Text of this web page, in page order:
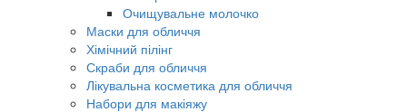
Очищувальне молочко
Маски для обличчя
Хімічний пілінг
Скраби для обличчя
Лікувальна косметика для обличчя
Набори для макіяжу